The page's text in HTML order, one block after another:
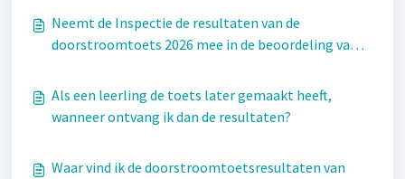
Neemt de Inspectie de resultaten van de
doorstroomtoets 2026 mee in de beoordeling van
Als een leerling de toets later gemaakt heeft,
wanneer ontvang ik dan de resultaten?
Waar vind ik de doorstroomtoetsresultaten van